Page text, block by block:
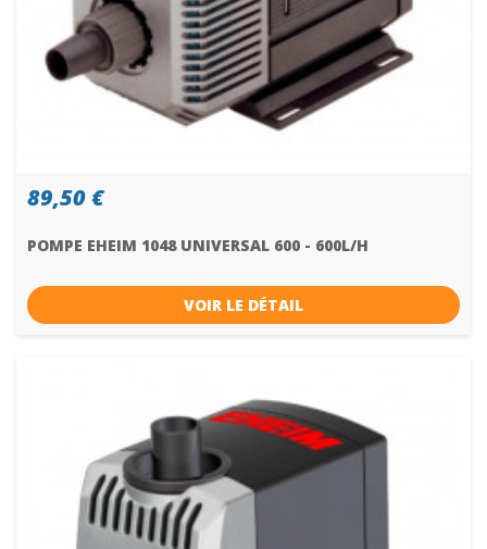
89,50 €
POMPE EHEIM 1048 UNIVERSAL 600 - 600L/H
VOIR LE DÉTAIL